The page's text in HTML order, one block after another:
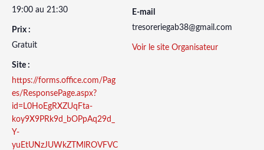
19:00 au 21:30
Prix :
Gratuit
Site :
https://forms.office.com/Pag
es/ResponsePage.aspx?
id=L0HoEgRXZUqFta-
koy9X9PRk9d_bOPpAq29d_
Y-
yuEtUNzJUWkZTMlROVFVC
E-mail
tresoreriegab38@gmail.com
Voir le site Organisateur